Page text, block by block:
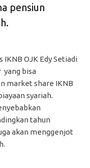
pensiun
OJK Edy Setiadi
yang bisa
market share IKNB
syariah.
tahun
akan menggenjot